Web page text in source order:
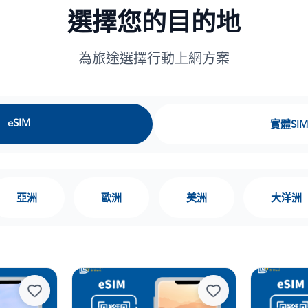
選擇您的目的地
為旅途選擇行動上網方案
eSIM 實體SIM
亞洲 歐洲 美洲 大洋洲